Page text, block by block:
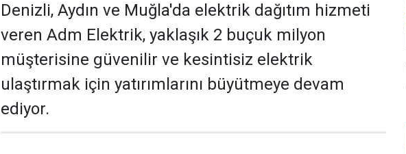
Denizli, Aydın ve Muğla'da elektrik dağıtım hizmeti
veren Adm Elektrik, yaklaşık 2 buçuk milyon
müşterisine güvenilir ve kesintisiz elektrik
ulaştırmak için yatırımlarını büyütmeye devam
ediyor.